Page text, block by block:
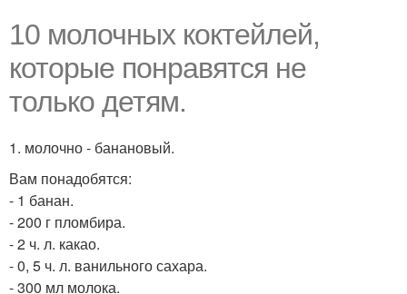
10 молочных коктейлей,
которые понравятся не
только детям.
1. молочно - банановый.
Вам понадобятся:
- 1 банан.
- 200 г пломбира.
- 2 ч. л. какао.
- 0, 5 ч. л. ванильного сахара.
- 300 мл молока.